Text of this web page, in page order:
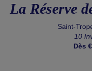
La Réserve
Saint-
10
Dès